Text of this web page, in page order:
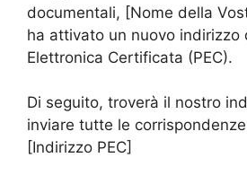
documentali, [Nome della
ha attivato un nuovo indirizzo
Elettronica Certificata (PEC).
Di seguito, troverà il nostro
inviare tutte le
[Indirizzo PEC]